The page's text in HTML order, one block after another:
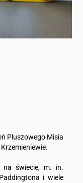
Pluszowego Misia
na świecie, m. in.
i wiele